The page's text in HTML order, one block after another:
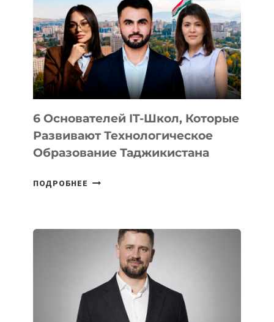
ВИДА
НОВОГО
УСТРОЙСТВА
ОТ
OPENAI
6 Основателей IT-Школ, Которые
Развивают Технологическое
Образование Таджикистана
ПОДРОБНЕЕ
КОТОРЫЕ
РАЗВИВАЮТ
ТЕХНОЛОГИЧЕСКОЕ
ОБРАЗОВАНИЕ
ТАДЖИКИСТАНА